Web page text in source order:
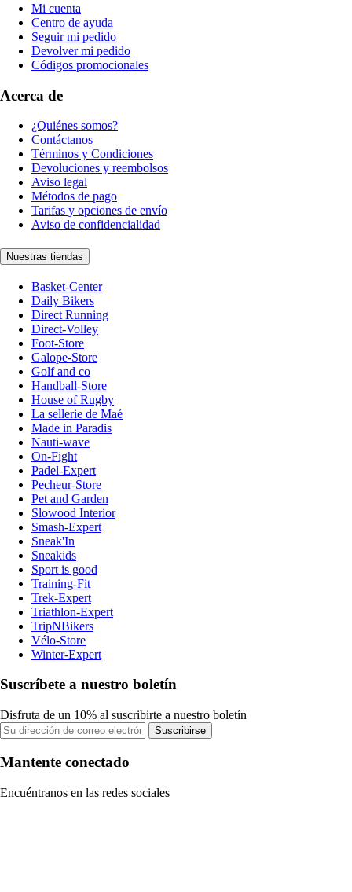
Mi cuenta
Centro de ayuda
Seguir mi pedido
Devolver mi pedido
Códigos promocionales
Acerca de
¿Quiénes somos?
Contáctanos
Términos y Condiciones
Devoluciones y reembolsos
Aviso legal
Métodos de pago
Tarifas y opciones de envío
Aviso de confidencialidad
Nuestras tiendas
Basket-Center
Daily Bikers
Direct Running
Direct-Volley
Foot-Store
Galope-Store
Golf and co
Handball-Store
House of Rugby
La sellerie de Maé
Made in Paradis
Nauti-wave
On-Fight
Padel-Expert
Pecheur-Store
Pet and Garden
Slowood Interior
Smash-Expert
Sneak'In
Sneakids
Sport is good
Training-Fit
Trek-Expert
Triathlon-Expert
TripNBikers
Vélo-Store
Winter-Expert
Suscríbete a nuestro boletín
Disfruta de un 10% al suscribirte a nuestro boletín
Suscribirse
Mantente conectado
Encuéntranos en las redes sociales